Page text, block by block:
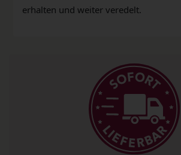
erhalten und weiter veredelt.